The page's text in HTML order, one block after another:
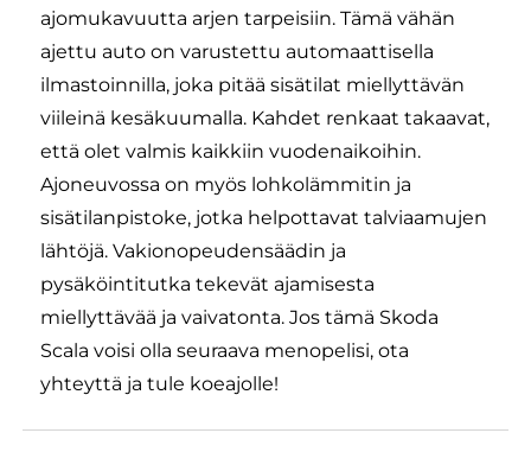
ajomukavuutta arjen tarpeisiin. Tämä vähän
ajettu auto on varustettu automaattisella
ilmastoinnilla, joka pitää sisätilat miellyttävän
viileinä kesäkuumalla. Kahdet renkaat takaavat,
että olet valmis kaikkiin vuodenaikoihin.
Ajoneuvossa on myös lohkolämmitin ja
sisätilanpistoke, jotka helpottavat talviaamujen
lähtöjä. Vakionopeudensäädin ja
pysäköintitutka tekevät ajamisesta
miellyttävää ja vaivatonta. Jos tämä Skoda
Scala voisi olla seuraava menopelisi, ota
yhteyttä ja tule koeajolle!